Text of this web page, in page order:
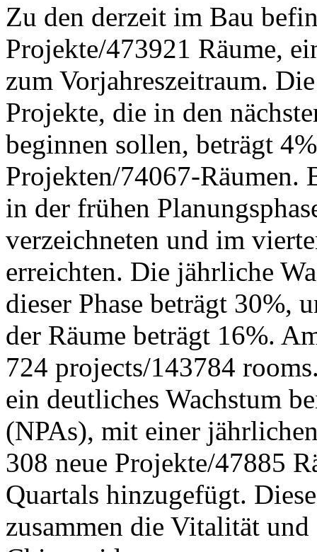
Zu den derzeit im Bau
Projekte/473921 Räume,
zum Vorjahreszeitraum.
Projekte, die in den
beginnen sollen, beträgt
Projekten/74067-Räumen.
in der frühen
verzeichneten und im
erreichten. Die jährliche
dieser Phase beträgt 30%,
der Räume beträgt 16%.
724 projects/143784
ein deutliches Wachstum
(NPAs), mit einer
308 neue Projekte/47885
Quartals hinzugefügt.
zusammen die Vitalität